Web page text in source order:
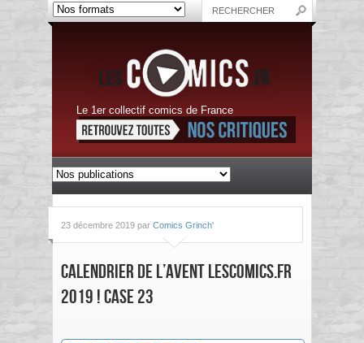
Le 1er collectif comics de France
23 décembre 2019 par Comics Grinch'
Calendrier de l’Avent LesComics.fr
2019 ! Case 23